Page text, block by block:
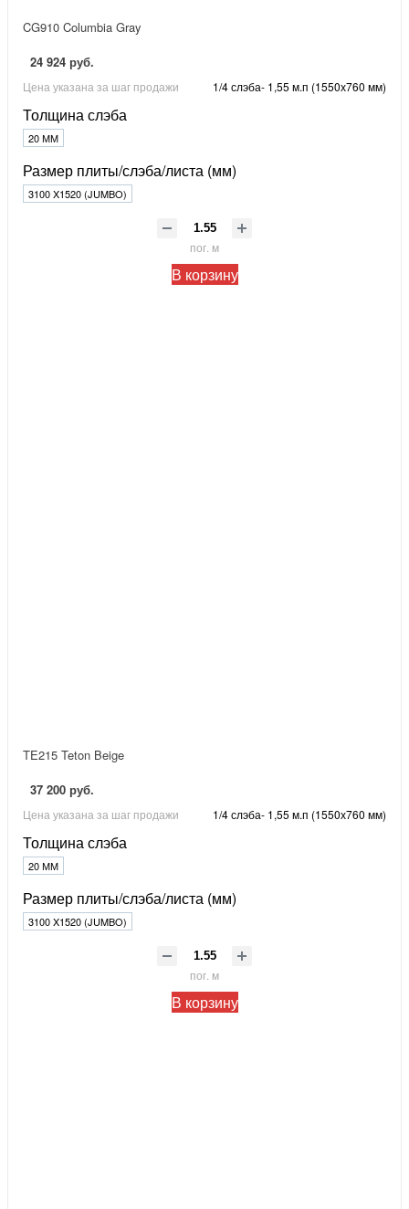
CG910 Columbia Gray
24 924 руб.
Цена указана за шаг продажи 1/4 слэба- 1,55 м.п (1550х760 мм)
Толщина слэба
20 ММ
Размер плиты/слэба/листа (мм)
3100 X1520 (JUMBO)
пог. м
В корзину
TE215 Teton Beige
37 200 руб.
Цена указана за шаг продажи 1/4 слэба- 1,55 м.п (1550х760 мм)
Толщина слэба
20 ММ
Размер плиты/слэба/листа (мм)
3100 X1520 (JUMBO)
пог. м
В корзину